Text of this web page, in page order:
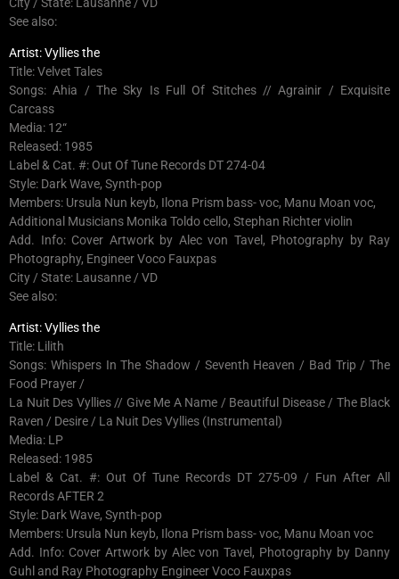
See also:
Artist: Vyllies the
Title: Velvet Tales
Songs: Ahia / The Sky Is Full Of Stitches // Agrainir / Exquisite
Carcass
Media: 12“
Released: 1985
Label & Cat. #: Out Of Tune Records DT 274-04
Style: Dark Wave, Synth-pop
Members: Ursula Nun keyb, Ilona Prism bass- voc, Manu Moan voc,
Additional Musicians Monika Toldo cello, Stephan Richter violin
Add. Info: Cover Artwork by Alec von Tavel, Photography by Ray
Photography, Engineer Voco Fauxpas
City / State: Lausanne / VD
See also:
Artist: Vyllies the
Title: Lilith
Songs: Whispers In The Shadow / Seventh Heaven / Bad Trip / The
Food Prayer /
La Nuit Des Vyllies // Give Me A Name / Beautiful Disease / The Black
Raven / Desire / La Nuit Des Vyllies (Instrumental)
Media: LP
Released: 1985
Label & Cat. #: Out Of Tune Records DT 275-09 / Fun After All
Records AFTER 2
Style: Dark Wave, Synth-pop
Members: Ursula Nun keyb, Ilona Prism bass- voc, Manu Moan voc
Add. Info: Cover Artwork by Alec von Tavel, Photography by Danny
Guhl and Ray Photography Engineer Voco Fauxpas